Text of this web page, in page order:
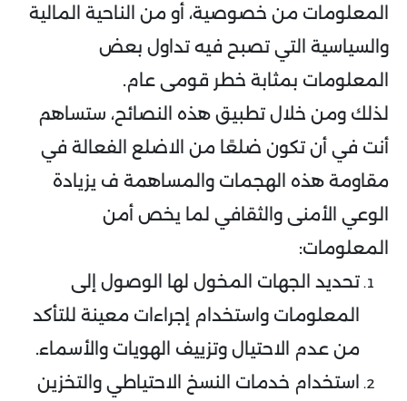
المعلومات من خصوصية، أو من الناحية المالية
والسياسية التي تصبح فيه تداول بعض
المعلومات بمثابة خطر قومى عام.
لذلك ومن خلال تطبيق هذه النصائح، ستساهم
أنت في أن تكون ضلعًا من الاضلع الفعالة في
مقاومة هذه الهجمات والمساهمة ف يزيادة
الوعي الأمنى والثقافي لما يخص أمن
المعلومات:
تحديد الجهات المخول لها الوصول إلى
المعلومات واستخدام إجراءات معينة للتأكد
من عدم الاحتيال وتزييف الهويات والأسماء.
استخدام خدمات النسخ الاحتياطي والتخزين